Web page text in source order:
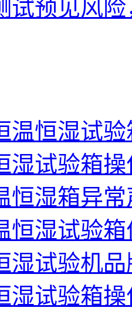
试预见风
温恒湿试
湿试验箱
恒湿箱异
恒湿试验
湿试验机
湿试验箱